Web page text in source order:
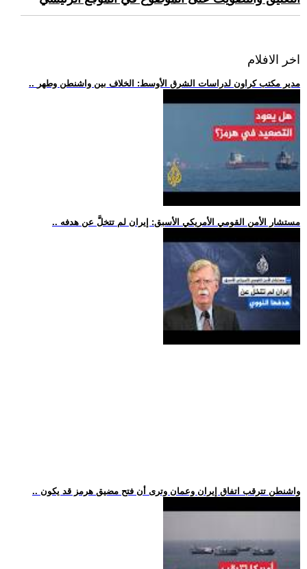
اخر الافلام
.. مدير مكتب كراون لدراسات الشرق الأوسط: الخلاف بين واشنطن وطهر
.. مستشار الأمن القومي الأمريكي الأسبق: إيران لم تتخلَّ عن هدفه
.. واشنطن تترقب اتفاق إيران وعمان وترى أن فتح مضيق هرمز قد يكون